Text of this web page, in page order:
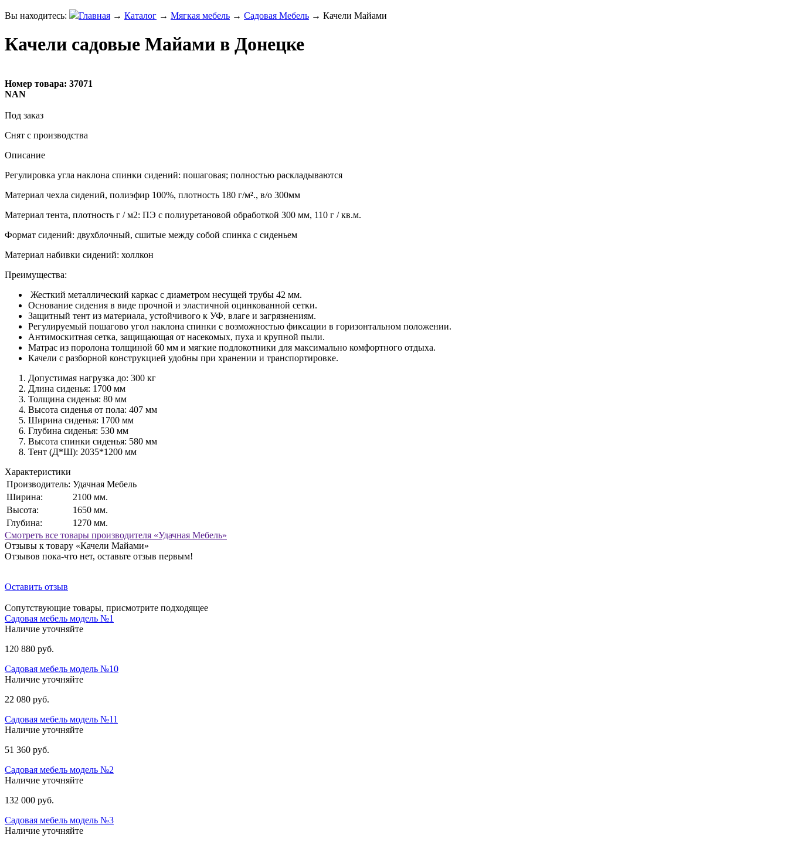
Вы находитесь: Главная → Каталог → Мягкая мебель → Садовая Мебель → Качели Майами
Качели садовые Майами в Донецке
Номер товара: 37071
NAN
Под заказ
Снят с производства
Описание
Регулировка угла наклона спинки сидений: пошаговая; полностью раскладываются
Материал чехла сидений, полиэфир 100%, плотность 180 г/м²., в/о 300мм
Материал тента, плотность г / м2: ПЭ с полиуретановой обработкой 300 мм, 110 г / кв.м.
Формат сидений: двухблочный, сшитые между собой спинка с сиденьем
Материал набивки сидений: холлкон
Преимущества:
Жесткий металлический каркас с диаметром несущей трубы 42 мм.
Основание сидения в виде прочной и эластичной оцинкованной сетки.
Защитный тент из материала, устойчивого к УФ, влаге и загрязнениям.
Регулируемый пошагово угол наклона спинки с возможностью фиксации в горизонтальном положении.
Антимоскитная сетка, защищающая от насекомых, пуха и крупной пыли.
Матрас из поролона толщиной 60 мм и мягкие подлокотники для максимально комфортного отдыха.
Качели с разборной конструкцией удобны при хранении и транспортировке.
Допустимая нагрузка до: 300 кг
Длина сиденья: 1700 мм
Толщина сиденья: 80 мм
Высота сиденья от пола: 407 мм
Ширина сиденья: 1700 мм
Глубина сиденья: 530 мм
Высота спинки сиденья: 580 мм
Тент (Д*Ш): 2035*1200 мм
Характеристики
Производитель: Удачная Мебель
Ширина:
2100 мм.
Высота:
1650 мм.
Глубина:
1270 мм.
Смотреть все товары производителя «Удачная Мебель»
Отзывы к товару «Качели Майами»
Отзывов пока-что нет, оставьте отзыв первым!
Оставить отзыв
Сопутствующие товары, присмотрите подходящее
Садовая мебель модель №1
Наличие уточняйте
120 880 руб.
Садовая мебель модель №10
Наличие уточняйте
22 080 руб.
Садовая мебель модель №11
Наличие уточняйте
51 360 руб.
Садовая мебель модель №2
Наличие уточняйте
132 000 руб.
Садовая мебель модель №3
Наличие уточняйте